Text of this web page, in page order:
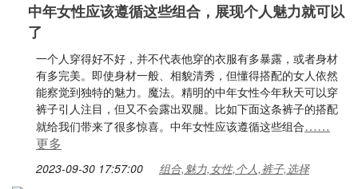
中年女性应该遵循这些组合，展现个人魅力就可以
了
一个人穿得好不好，并不代表他穿的衣服有多暴露，或者身材
有多完美。即使身材一般、相貌清秀，但懂得搭配的女人依然
能察觉到独特的魅力。魔法。精明的中年女性今年秋天可以穿
裤子引人注目，但又不会露出双腿。比如下面这条裤子的搭配
就给我们带来了很多惊喜。中年女性应该遵循这些组合……
更多
2023-09-30 17:57:00 组合,魅力,女性,个人,裤子,选择